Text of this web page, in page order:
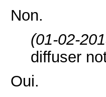
Non.
(01-02-
diffuser
Oui.